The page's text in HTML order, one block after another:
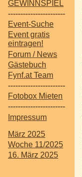
GEWINNSPIEL
-----------------------
Event-Suche
Event gratis
eintragen!
Forum / News
Gästebuch
Fynf.at Team
-----------------------
Fotobox Mieten
-----------------------
Impressum
März 2025
Woche 11/2025
16. März 2025